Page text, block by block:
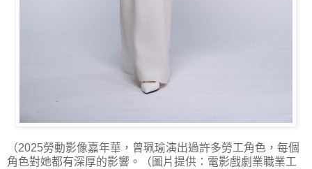
（2025勞動影像嘉年華，曾珮瑜演出過許多勞工角色，每個
角色對她都有深厚的影響。（圖片提供：電影戲劇業職業工